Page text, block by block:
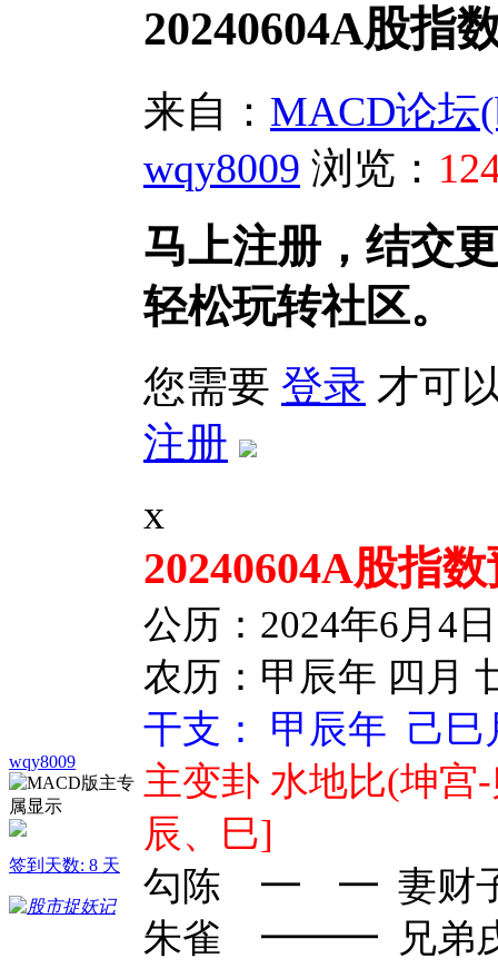
wqy8009
签到天数: 8 天
20240604A股指
来自： MACD论坛
wqy8009 浏览：
马上注册，结交
轻松玩转社区。
您需要 登录 才可
注册
x
20240604A股指
公历：2024年6月4
农历：甲辰年 四月
干支： 甲辰年 己
主变卦 水地比(坤
辰、巳]
勾陈 ━ ━ 妻财
朱雀 ━━━ 兄弟